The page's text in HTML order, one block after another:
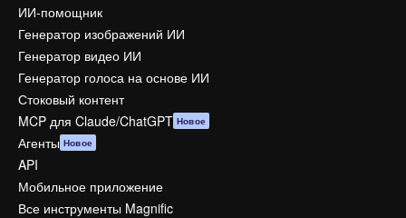
ИИ-помощник
Генератор изображений ИИ
Генератор видео ИИ
Генератор голоса на основе ИИ
Стоковый контент
MCP для Claude/ChatGPT Новое
Агенты Новое
API
Мобильное приложение
Все инструменты Magnific